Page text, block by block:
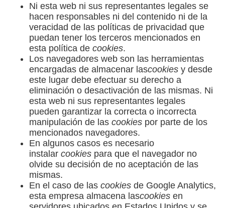
Ni esta web ni sus representantes legales se
hacen responsables ni del contenido ni de la
veracidad de las políticas de privacidad que
puedan tener los terceros mencionados en
esta política de cookies.
Los navegadores web son las herramientas
encargadas de almacenar lascookies y desde
este lugar debe efectuar su derecho a
eliminación o desactivación de las mismas. Ni
esta web ni sus representantes legales
pueden garantizar la correcta o incorrecta
manipulación de las cookies por parte de los
mencionados navegadores.
En algunos casos es necesario
instalar cookies para que el navegador no
olvide su decisión de no aceptación de las
mismas.
En el caso de las cookies de Google Analytics,
esta empresa almacena lascookies en